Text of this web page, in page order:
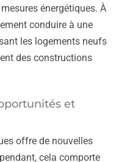
énergétiques. À
conduire à une
les logements neufs
des constructions
et
offre de nouvelles
cela comporte